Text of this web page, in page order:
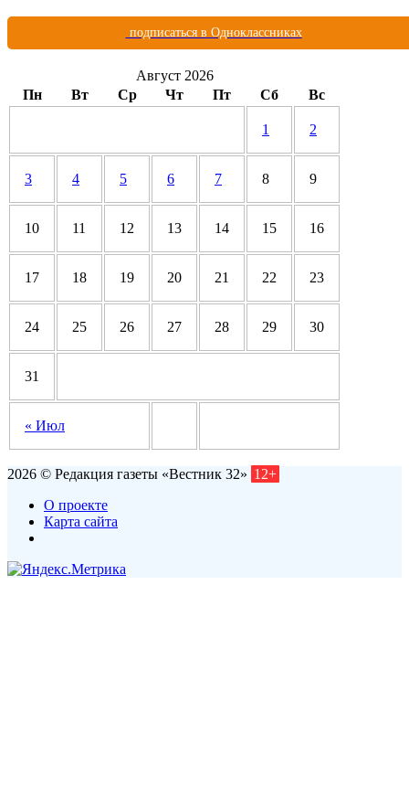
подписаться в Одноклассниках
Август 2026
Пн
Вт Ср Чт Пт Сб Вс
« Июл
1 2
3 4 5 6 7 8 9
10 11 12 13 14 15 16
17 18 19 20 21 22 23
24 25 26 27 28 29 30
31
2026 © Редакция газеты «Вестник 32» 12+
О проекте
Карта сайта